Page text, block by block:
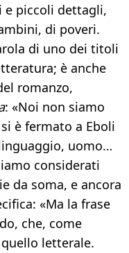
e piccoli dettagli,
di poveri.
di uno dei titoli
è anche
romanzo,
: «Noi non siamo
è fermato a Eboli
uomo…
considerati
da soma, e ancora
«Ma la frase
che, come
letterale.